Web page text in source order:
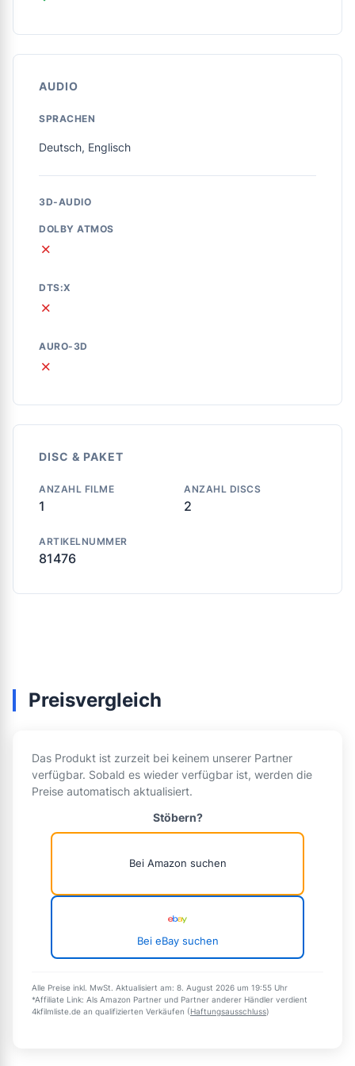
AUDIO
SPRACHEN
Deutsch, Englisch
3D-AUDIO
DOLBY ATMOS
✗
DTS:X
✗
AURO-3D
✗
DISC & PAKET
ANZAHL FILME
1
ANZAHL DISCS
2
ARTIKELNUMMER
81476
Preisvergleich
Das Produkt ist zurzeit bei keinem unserer Partner
verfügbar. Sobald es wieder verfügbar ist, werden die
Preise automatisch aktualisiert.
Stöbern?
Bei Amazon suchen
Bei eBay suchen
Alle Preise inkl. MwSt. Aktualisiert am: 8. August 2026 um 19:55 Uhr
*Affiliate Link: Als Amazon Partner und Partner anderer Händler verdient
4kfilmliste.de an qualifizierten Verkäufen (Haftungsausschluss)